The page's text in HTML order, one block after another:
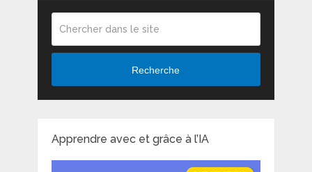
Recherche
Apprendre avec et grâce à l’IA